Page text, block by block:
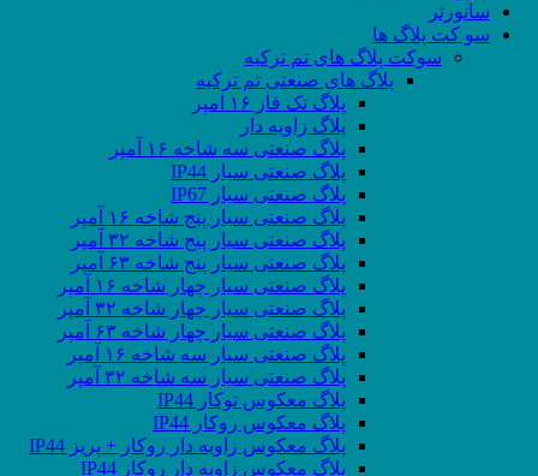
سانورتر
سو کت پلاگ ها
سوکت پلاگ های تم ترکیه
پلاگ های صنعتی تم ترکیه
پلاگ تک فاز ۱۶ امپر
پلاگ زاویه دار
پلاگ صنعتی سه شاخه ۱۶ آمپر
پلاگ صنعتی سیار IP44
پلاگ صنعتی سیار IP67
پلاگ صنعتی سیار پنج شاخه ۱۶ آمپر
پلاگ صنعتی سیار پنج شاخه ۳۲ آمپر
پلاگ صنعتی سیار پنج شاخه ۶۳ آمپر
پلاگ صنعتی سیار چهار شاخه ۱۶ آمپر
پلاگ صنعتی سیار چهار شاخه ۳۲ آمپر
پلاگ صنعتی سیار چهار شاخه ۶۳ آمپر
پلاگ صنعتی سیار سه شاخه ۱۶ آمپر
پلاگ صنعتی سیار سه شاخه ۳۲ آمپر
پلاگ معکوس توکار IP44
پلاگ معکوس روکار IP44
پلاگ معکوس زاویه دار روکار + پریز IP44
پلاگ معکوس زاویه دار روکار IP44